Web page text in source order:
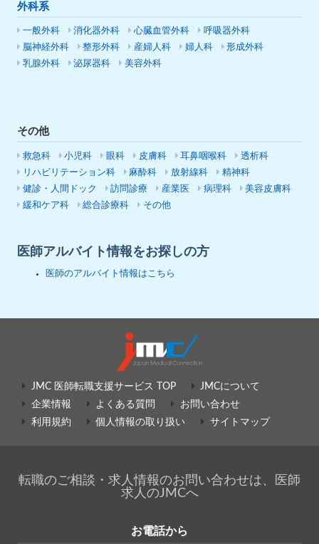
外科系
一般外科 消化器外科 心臓血管外科
呼吸器外科
脳神経外科
整形外科 産婦人科 婦人科
形成外科
乳腺外科
泌尿器科 美容外科
その他
救急科 小児科 眼科 皮膚科 耳鼻咽喉科
透析科
リハビリテーション科
麻酔科 放射線科
精神科
健診・人間ドック
訪問診療 産業医 病理科
美容皮膚科
緩和ケア科
総合診療科 その他
医師アルバイト情報をお探しの方
医師のアルバイト情報はこちら
JMC 医師転職支援サービス TOP
JMCについて
企業情報
よくある質問
お問い合わせ
利用規約
個人情報の取り扱い サイトマップ
転職のご相談・求人情報のお問い合わせは、医師
求人のJMCへ
お電話から